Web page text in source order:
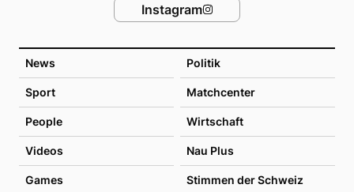
News Politik
Sport Matchcenter
People Wirtschaft
Videos Nau Plus
Games Stimmen der Schweiz
Instagram